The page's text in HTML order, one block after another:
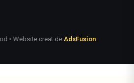
• Website creat de AdsFusion